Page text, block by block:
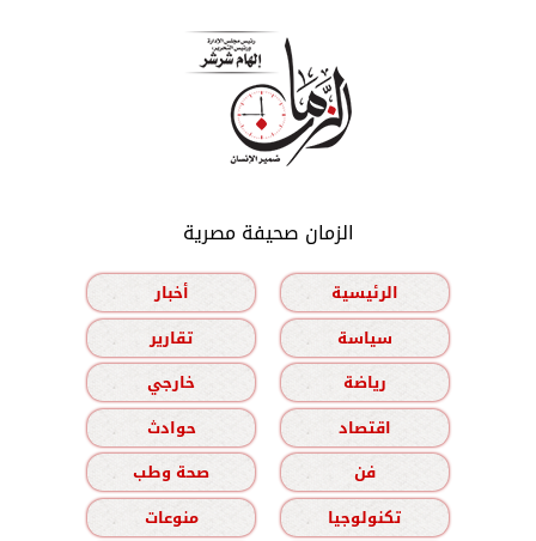
الزمان صحيفة مصرية
الرئيسية
أخبار
سياسة
تقارير
رياضة
خارجي
اقتصاد
حوادث
فن
صحة وطب
تكنولوجيا
منوعات